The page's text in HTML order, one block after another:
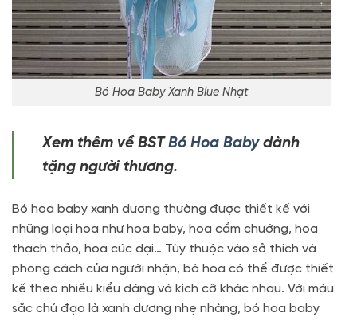
Bó Hoa Baby Xanh Blue Nhạt
Xem thêm về BST Bó Hoa Babydành
tặng người thương.
Bó hoa baby xanh dương thường được thiết kế với
những loại hoa như hoa baby, hoa cẩm chướng, hoa
thạch thảo, hoa cúc dại… Tùy thuộc vào sở thích và
phong cách của người nhận, bó hoa có thể được thiết
kế theo nhiều kiểu dáng và kích cỡ khác nhau. Với màu
sắc chủ đạo là xanh dương nhẹ nhàng, bó hoa baby